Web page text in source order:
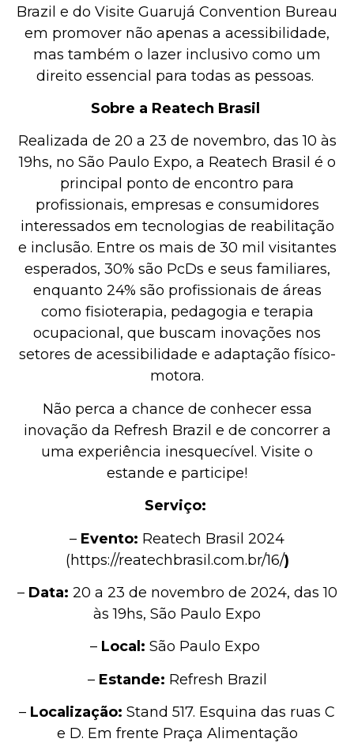
Brazil e do Visite Guarujá Convention Bureau
em promover não apenas a acessibilidade,
mas também o lazer inclusivo como um
direito essencial para todas as pessoas.
Sobre a Reatech Brasil
Realizada de 20 a 23 de novembro, das 10 às
19hs, no São Paulo Expo, a Reatech Brasil é o
principal ponto de encontro para
profissionais, empresas e consumidores
interessados em tecnologias de reabilitação
e inclusão. Entre os mais de 30 mil visitantes
esperados, 30% são PcDs e seus familiares,
enquanto 24% são profissionais de áreas
como fisioterapia, pedagogia e terapia
ocupacional, que buscam inovações nos
setores de acessibilidade e adaptação físico-
motora.
Não perca a chance de conhecer essa
inovação da Refresh Brazil e de concorrer a
uma experiência inesquecível. Visite o
estande e participe!
Serviço:
– Evento: Reatech Brasil 2024
(https://reatechbrasil.com.br/16/)
– Data: 20 a 23 de novembro de 2024, das 10
às 19hs, São Paulo Expo
– Local: São Paulo Expo
– Estande: Refresh Brazil
– Localização: Stand 517. Esquina das ruas C
e D. Em frente Praça Alimentação